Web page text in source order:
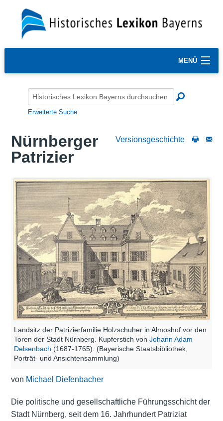
MENÜ
Erweiterte Suche
Versionsgeschichte
Nürnberger
Patrizier
Landsitz der Patrizierfamilie Holzschuher in Almoshof vor den
Toren der Stadt Nürnberg. Kupferstich von Johann Adam
Delsenbach (1687-1765). (Bayerische Staatsbibliothek,
Porträt- und Ansichtensammlung)
von Michael Diefenbacher
Die politische und gesellschaftliche Führungsschicht der
Stadt Nürnberg, seit dem 16. Jahrhundert Patriziat